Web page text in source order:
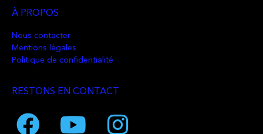
À PROPOS
Nous contacter
Mentions légales
Politique de confidentialité
RESTONS EN CONTACT